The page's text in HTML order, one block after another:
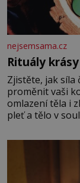
nejsemsama.cz
Rituály
Zjistěte, jak
proměnit vaši
omlazení těla i
pleť a tělo v
povaze, ale i v
Ženy narozené
nesou žár,